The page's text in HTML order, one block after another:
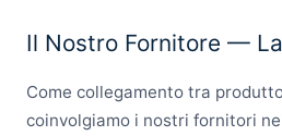
Il Nostro Fornitore —
Come collegamento tra
coinvolgiamo i nostri fornitori